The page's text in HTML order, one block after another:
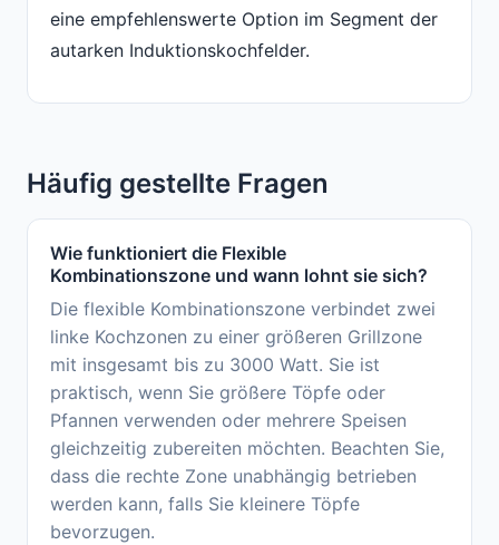
eine empfehlenswerte Option im Segment der
autarken Induktionskochfelder.
Häufig gestellte Fragen
Wie funktioniert die Flexible
Kombinationszone und wann lohnt sie sich?
Die flexible Kombinationszone verbindet zwei
linke Kochzonen zu einer größeren Grillzone
mit insgesamt bis zu 3000 Watt. Sie ist
praktisch, wenn Sie größere Töpfe oder
Pfannen verwenden oder mehrere Speisen
gleichzeitig zubereiten möchten. Beachten Sie,
dass die rechte Zone unabhängig betrieben
werden kann, falls Sie kleinere Töpfe
bevorzugen.